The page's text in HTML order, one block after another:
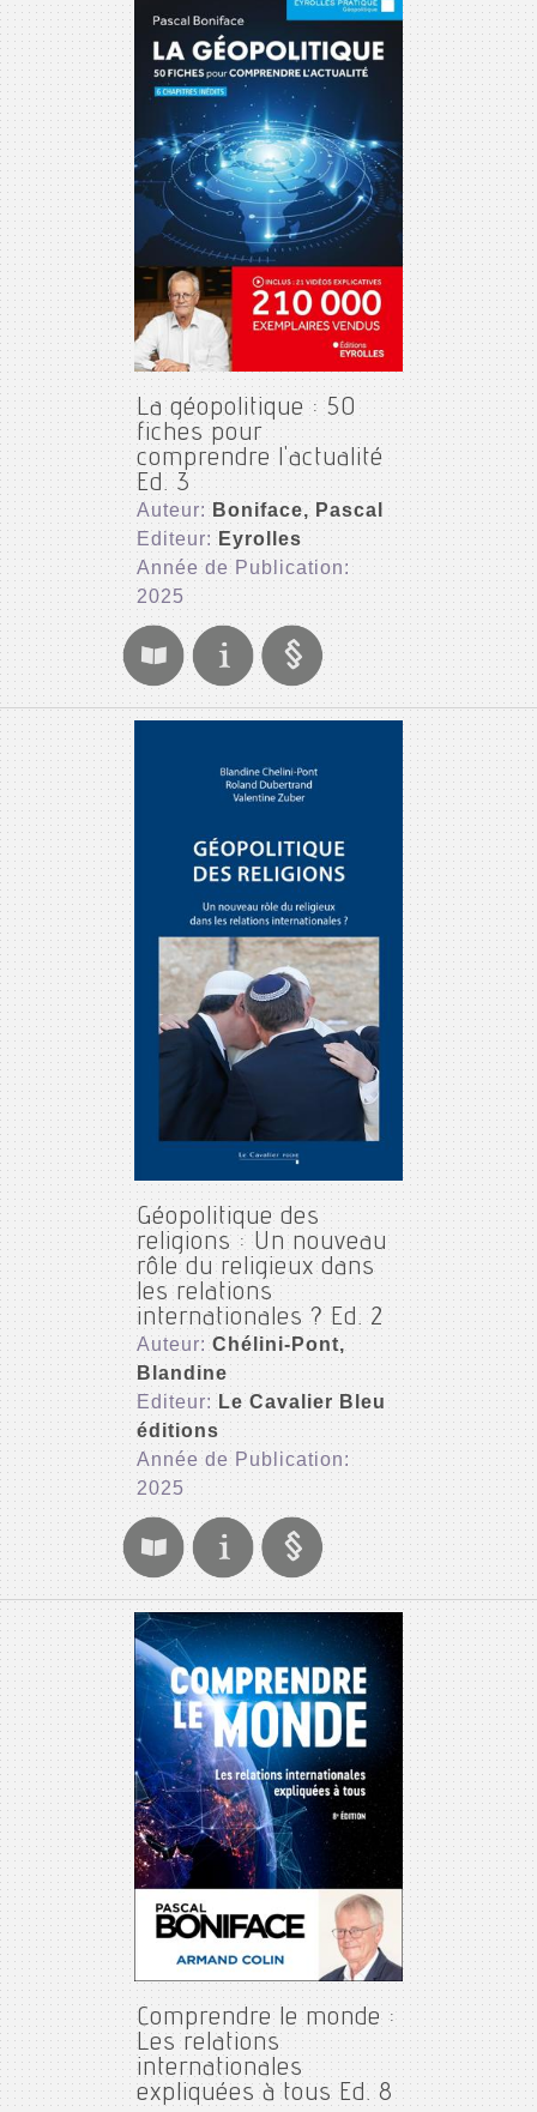
La géopolitique : 50
fiches pour
comprendre l'actualité
Ed. 3
Auteur: Boniface, Pascal
Editeur: Eyrolles
Année de Publication:
2025
Géopolitique des
religions : Un nouveau
rôle du religieux dans
les relations
internationales ? Ed. 2
Auteur:Chélini-Pont,
Blandine
Editeur: Le Cavalier Bleu
éditions
Année de Publication:
2025
Comprendre le monde :
Les relations
internationales
expliquées à tous Ed. 8